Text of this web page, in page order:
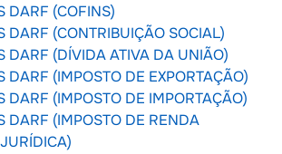
DARF (COFINS)
DARF (CONTRIBUIÇÃO SOCIAL)
DARF (DÍVIDA ATIVA DA UNIÃO)
DARF (IMPOSTO DE EXPORTAÇÃO)
DARF (IMPOSTO DE IMPORTAÇÃO)
DARF (IMPOSTO DE RENDA